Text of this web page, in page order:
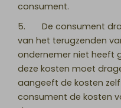
consument.
5. De consument
van het terugzenden
ondernemer niet heeft
deze kosten moet
aangeeft de kosten
consument de kosten